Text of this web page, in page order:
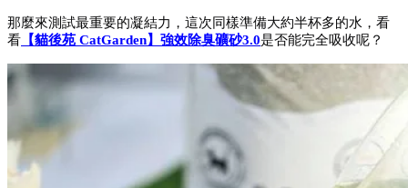
那麼來測試最重要的凝結力，這次同樣準備大約半杯多的水，看
看 【貓後苑 CatGarden】強效除臭礦砂3.0是否能完全吸收呢？